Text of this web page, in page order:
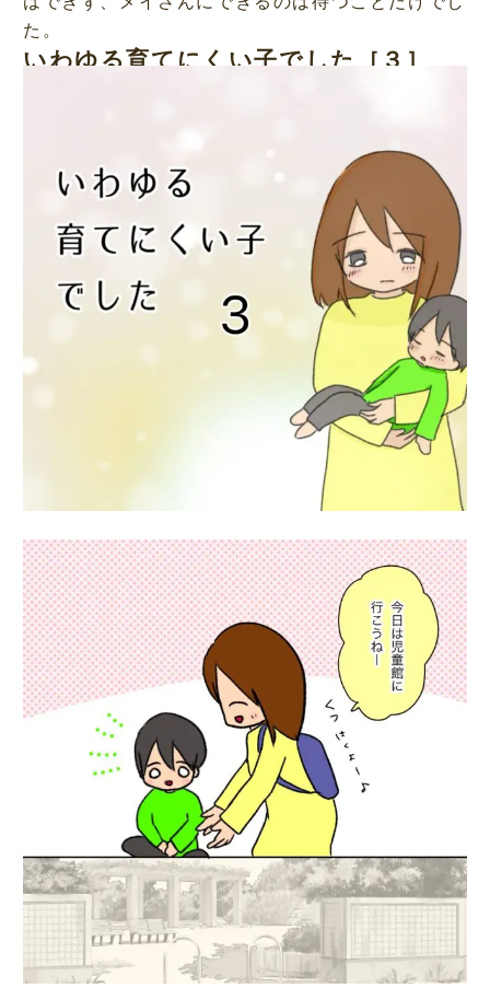
た。
いわゆる育てにくい子でした［３］